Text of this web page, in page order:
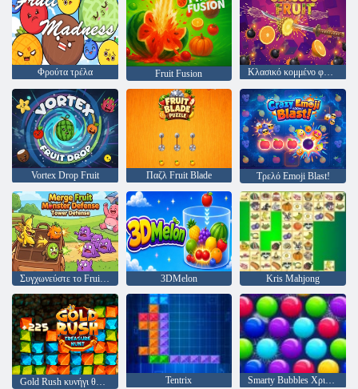
Φρούτα τρέλα Fruit Fusion Κλασικό κομμένο φρούτο
Vortex Drop Fruit Παζλ Fruit Blade Τρελό Emoji Blast!
Συγχωνεύστε το Fruit Monster Defense Tower Defense 3DMelon Kris Mahjong
Tentrix Smarty Bubbles Χριστούγεννα Edition